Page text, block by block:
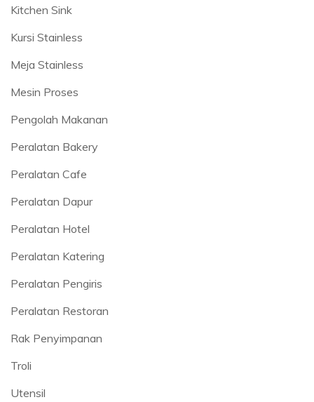
Kitchen Sink
Kursi Stainless
Meja Stainless
Mesin Proses
Pengolah Makanan
Peralatan Bakery
Peralatan Cafe
Peralatan Dapur
Peralatan Hotel
Peralatan Katering
Peralatan Pengiris
Peralatan Restoran
Rak Penyimpanan
Troli
Utensil